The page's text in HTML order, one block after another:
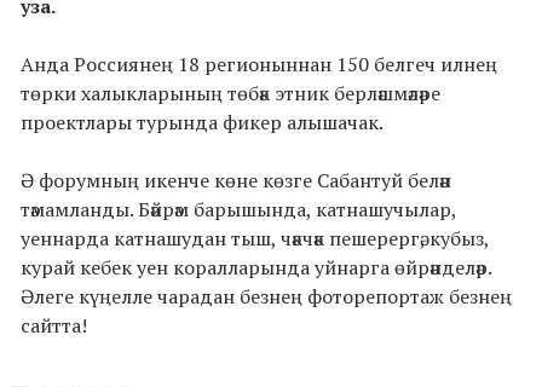
уза.
Анда Россиянең 18 регионыннан 150 белгеч илнең
төрки халыкларының төбәк этник берләшмәләре
проектлары турында фикер алышачак.
Ә форумның икенче көне көзге Сабантуй белән
тәмамланды. Бәйрәм барышында, катнашучылар,
уеннарда катнашудан тыш, чәкчәк пешерергә, кубыз,
курай кебек уен коралларында уйнарга өйрәнделәр.
Әлеге күңелле чарадан безнең фоторепортаж безнең
сайтта!